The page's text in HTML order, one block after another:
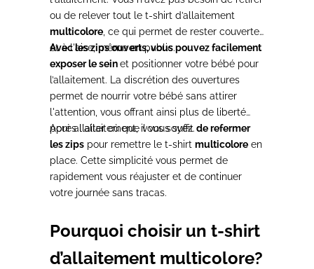
ou de relever tout le t-shirt d’allaitement
multicolore , ce qui permet de rester couverte
et à l'aise, même en public.
Avec les zips ouverts, vous pouvez facilement
exposer le seinet positionner votre bébé pour
l’allaitement. La discrétion des ouvertures
permet de nourrir votre bébé sans attirer
l'attention, vous offrant ainsi plus de liberté
pour allaiter où que vous soyez.
Après l'allaitement, il vous suffitde refermer
les zips pour remettre le t-shirt multicolore en
place. Cette simplicité vous permet de
rapidement vous réajuster et de continuer
votre journée sans tracas.
Pourquoi choisir un t-shirt
d’allaitement multicolore?